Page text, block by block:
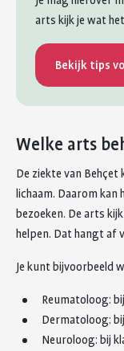
arts kijk je wat
Bekijk tips
Welke arts
De ziekte van Behçet
lichaam. Daarom kan
bezoeken. De arts
helpen. Dat hangt af
Je kunt bijvoorbeeld
Reumatoloog:
Dermatoloog:
Neuroloog: bij